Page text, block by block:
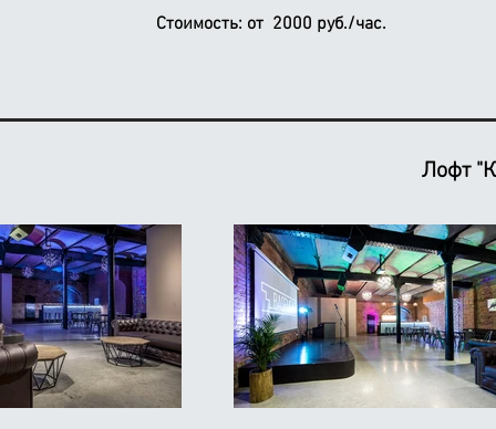
Стоимость: от 2000 руб./час.
Лофт